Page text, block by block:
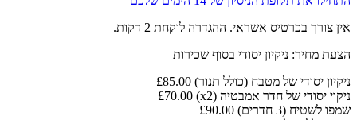
אין צורך בכרטיס אשראי. ההגדרה לוקחת 2 דקות.
הצעת מחיר: ניקיון יסודי בסוף שכירות
ניקיון יסודי של מטבח (כולל תנור) £85.00
ניקוי יסודי של חדר אמבטיה (x2)
£70.00
שמפו לשטיח (3 חדרים)
£90.00